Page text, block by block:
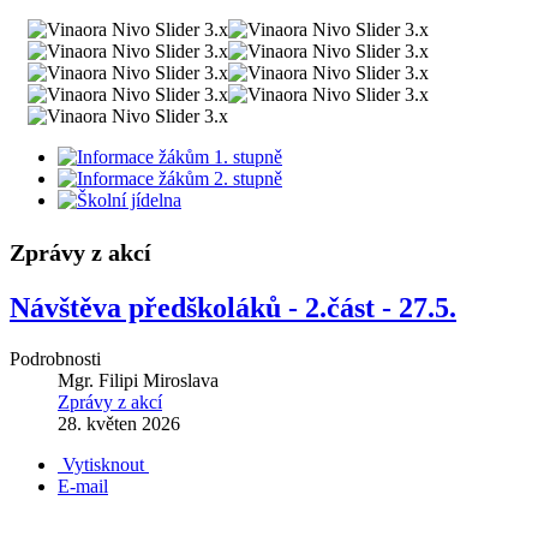
Zprávy z akcí
Návštěva předškoláků - 2.část - 27.5.
Podrobnosti
Mgr. Filipi Miroslava
Zprávy z akcí
28. květen 2026
Vytisknout
E-mail